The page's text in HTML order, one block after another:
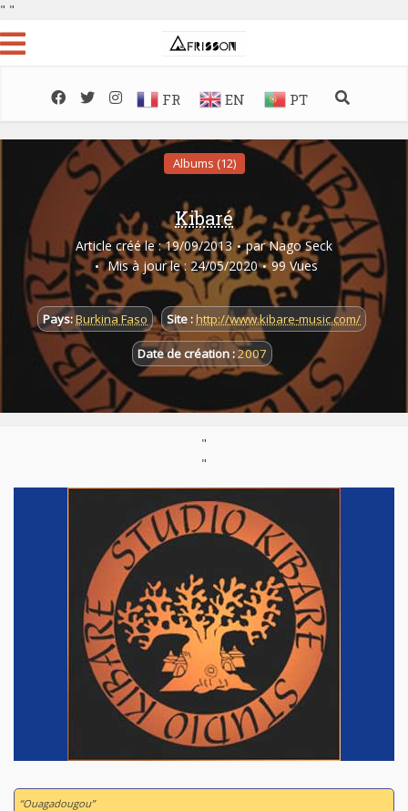
" "
FR EN PT
Albums (12)
Kibaré
Article créé le : 19/09/2013 par Nago Seck
Mis à jour le : 24/05/2020
99 Vues
Pays:Burkina Faso Site : http://www.kibare-music.com/
Date de création :2007
"
"
“Ouagadougou”